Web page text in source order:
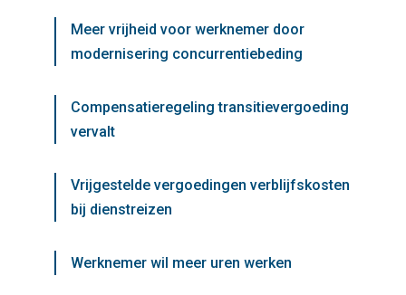
Meer vrijheid voor werknemer door
modernisering concurrentiebeding
Compensatieregeling transitievergoeding
vervalt
Vrijgestelde vergoedingen verblijfskosten
bij dienstreizen
Werknemer wil meer uren werken